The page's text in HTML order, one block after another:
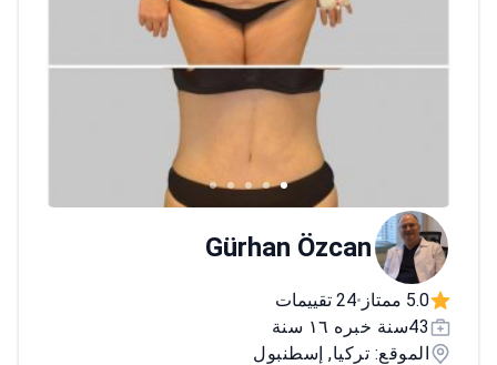
الوجه، تجميل الثدي، نحت القوام، الجراحة
Gürhan Özcan
5.0 ممتاز •24 تقييمات
43سنة خبره ١٦ سنة
الموقع: تركيا, إسطنبول